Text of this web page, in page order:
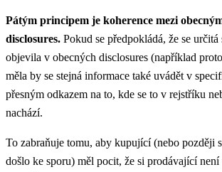
Pátým principem je koherence mezi
disclosures. Pokud se předpokládá, že se
objevila v obecných disclosures (například
měla by se stejná informace také uvádět v
přesným odkazem na to, kde se to v rejstříku
nachází.
To zabraňuje tomu, aby kupující (nebo později
došlo ke sporu) měl pocit, že si prodávající